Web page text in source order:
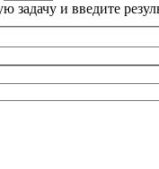
задачу и введите